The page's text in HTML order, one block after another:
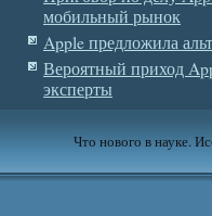
мобильный рынок
Apple предложила
Вероятный приход
эксперты
Что нового в науке.